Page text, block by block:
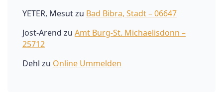
YETER, Mesutzu Bad Bibra, Stadt – 06647
Jost-Arend zu Amt Burg-St. Michaelisdonn –
25712
Dehl zu Online Ummelden